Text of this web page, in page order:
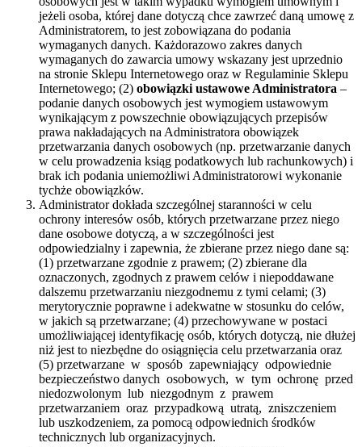
jeżeli osoba, której dane dotyczą chce zawrzeć daną umowę z
Administratorem, to jest zobowiązana do podania
wymaganych danych. Każdorazowo zakres danych
wymaganych do zawarcia umowy wskazany jest uprzednio
na stronie Sklepu Internetowego oraz w Regulaminie Sklepu
Internetowego; (2) obowiązki ustawowe Administratora –
podanie danych osobowych jest wymogiem ustawowym
wynikającym z powszechnie obowiązujących przepisów
prawa nakładających na Administratora obowiązek
przetwarzania danych osobowych (np. przetwarzanie danych
w celu prowadzenia ksiąg podatkowych lub rachunkowych) i
brak ich podania uniemożliwi Administratorowi wykonanie
tychże obowiązków.
Administrator dokłada szczególnej staranności w celu
ochrony interesów osób, których przetwarzane przez niego
dane osobowe dotyczą, a w szczególności jest
odpowiedzialny i zapewnia, że zbierane przez niego dane są:
(1) przetwarzane zgodnie z prawem; (2) zbierane dla
oznaczonych, zgodnych z prawem celów i niepoddawane
dalszemu przetwarzaniu niezgodnemu z tymi celami; (3)
merytorycznie poprawne i adekwatne w stosunku do celów,
w jakich są przetwarzane; (4) przechowywane w postaci
umożliwiającej identyfikację osób, których dotyczą, nie dłużej
niż jest to niezbędne do osiągnięcia celu przetwarzania oraz
(5) przetwarzane w sposób zapewniający odpowiednie
bezpieczeństwo danych osobowych, w tym ochronę przed
niedozwolonym lub niezgodnym z prawem
przetwarzaniem oraz przypadkową utratą, zniszczeniem
lub uszkodzeniem, za pomocą odpowiednich środków
technicznych lub organizacyjnych.